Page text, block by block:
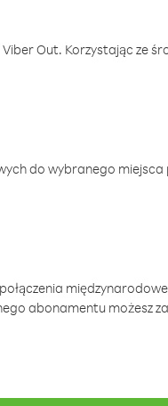
Out. Korzystając ze
do wybranego miejsca
abonamentu możesz